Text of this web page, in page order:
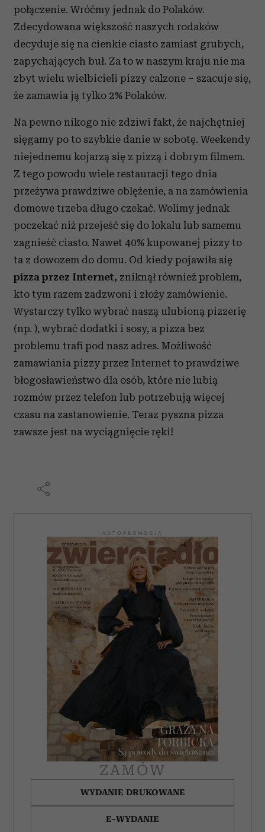
korzystasz z naszej witryny, udostępniamy partnerom
społecznościowym, reklamowym i analitycznym.
Partnerzy mogą połączyć te informacje z innymi danymi
otrzymanymi od Ciebie lub uzyskanymi podczas
korzystania z ich usług.
połączenie. Wróćmy jednak do Polaków.
Zdecydowana większość naszych rodaków
decyduje się na cienkie ciasto zamiast grubych,
zapychających buł. Za to w naszym kraju nie ma
zbyt wielu wielbicieli pizzy calzone – szacuje się,
że zamawia ją tylko 2% Polaków.
Na pewno nikogo nie zdziwi fakt, że najchętniej
sięgamy po to szybkie danie w sobotę. Weekendy
niejednemu kojarzą się z pizzą i dobrym filmem.
Z tego powodu wiele restauracji tego dnia
przeżywa prawdziwe oblężenie, a na zamówienia
domowe trzeba długo czekać. Wolimy jednak
poczekać niż przejeść się do lokalu lub samemu
zagnieść ciasto. Nawet 40% kupowanej pizzy to
ta z dowozem do domu. Od kiedy pojawiła się
pizza przez Internet, zniknął również problem,
kto tym razem zadzwoni i złoży zamówienie.
Wystarczy tylko wybrać naszą ulubioną pizzerię
(np. ), wybrać dodatki i sosy, a pizza bez
problemu trafi pod nasz adres. Możliwość
zamawiania pizzy przez Internet to prawdziwe
błogosławieństwo dla osób, które nie lubią
rozmów przez telefon lub potrzebują więcej
czasu na zastanowienie. Teraz pyszna pizza
zawsze jest na wyciągnięcie ręki!
AUTOPROMOCJA
ZAMÓW
WYDANIE DRUKOWANE
E-WYDANIE